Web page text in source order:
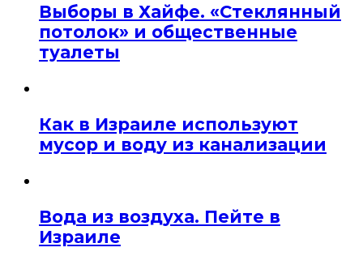
Выборы в Хайфе. «Стеклянный
потолок» и общественные
туалеты
Как в Израиле используют
мусор и воду из канализации
Вода из воздуха. Пейте в
Израиле